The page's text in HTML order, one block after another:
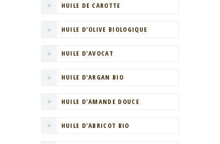
HUILE DE CAROTTE
HUILE D’OLIVE BIOLOGIQUE
HUILE D’AVOCAT
HUILE D’ARGAN BIO
HUILE D’AMANDE DOUCE
HUILE D’ABRICOT BIO